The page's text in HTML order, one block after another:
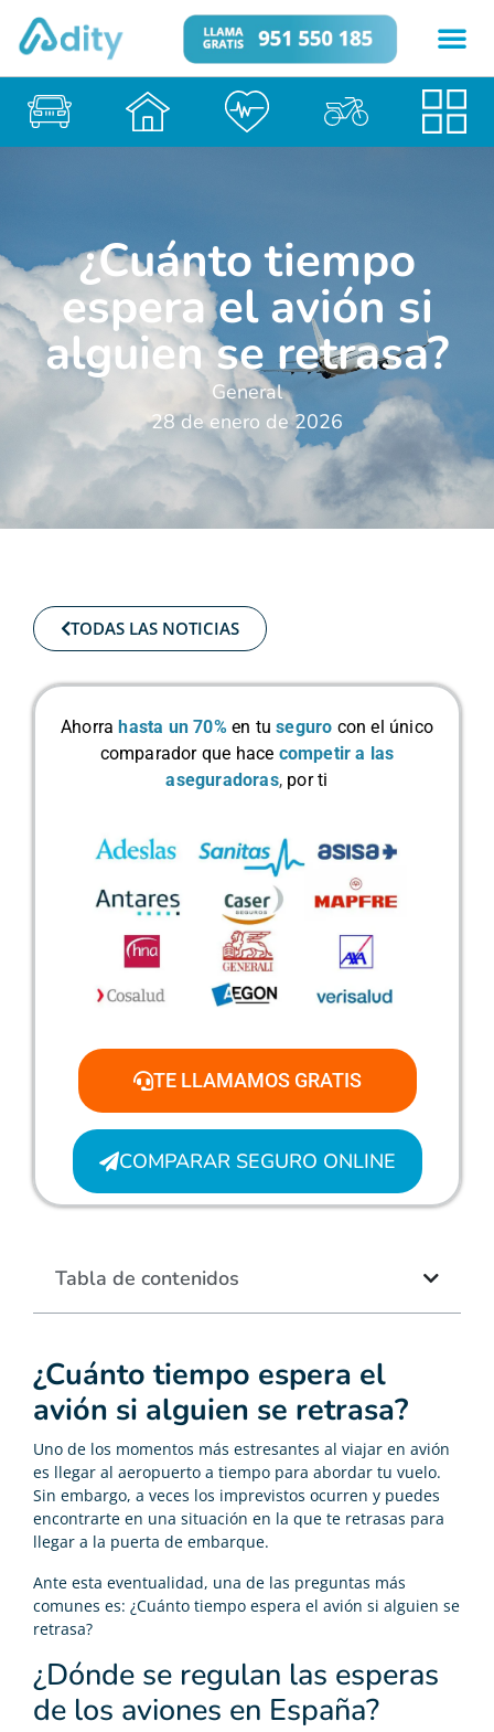
¿Cuánto tiempo
espera el avión si
alguien se retrasa?
General
28 de enero de 2026
¿Cuánto tiempo espera el
avión si alguien se retrasa?
Uno de los momentos más estresantes al viajar en avión
es llegar al aeropuerto a tiempo para abordar tu vuelo.
Sin embargo, a veces los imprevistos ocurren y puedes
encontrarte en una situación en la que te retrasas para
llegar a la puerta de embarque.
Ante esta eventualidad, una de las preguntas más
comunes es: ¿Cuánto tiempo espera el avión si alguien se
retrasa?
¿Dónde se regulan las esperas
de los aviones en España?
TODAS LAS NOTICIAS
Ahorra hasta un 70% en tuseguro con el único
comparador que hace competir a las
aseguradoras, por ti
TE LLAMAMOS GRATIS
COMPARAR SEGURO ONLINE
Tabla de contenidos